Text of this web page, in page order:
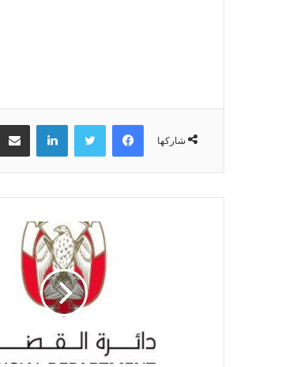
شاركها
فيسبوك تويتر لينكدإن